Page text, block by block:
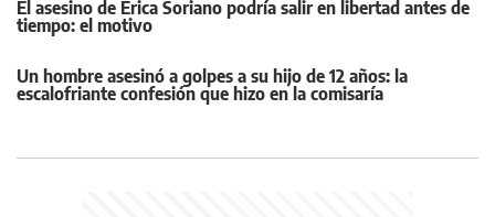
El asesino de Erica Soriano podría salir en libertad antes de
tiempo: el motivo
Un hombre asesinó a golpes a su hijo de 12 años: la
escalofriante confesión que hizo en la comisaría